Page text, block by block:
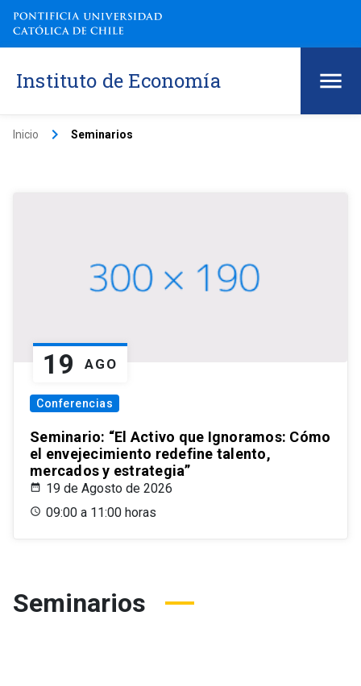
Instituto de Economía
Inicio keyboard_arrow_right Seminarios
19 AGO
Conferencias
Seminario: “El Activo que Ignoramos: Cómo
el envejecimiento redefine talento,
mercados y estrategia”
19 de Agosto de 2026
09:00 a 11:00 horas
Seminarios